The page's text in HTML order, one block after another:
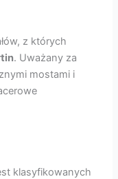
z których
. Uważany za
mostami i
klasyfikowanych